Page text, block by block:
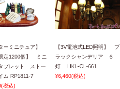
ーミニチュア】
定1200個】 ミニ
ブレット ストー
ム RP1811-7
(税込)
【3V電池式LED照明】 ブ
ラックシャンデリア ６
灯 HKL-CL-661
¥6,460(税込)